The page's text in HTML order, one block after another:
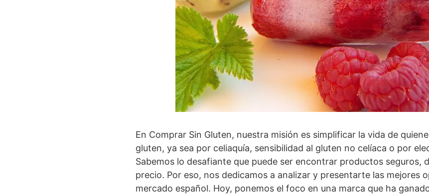
En Comprar Sin Gluten, nuestra misión es simplificar la vida de
gluten, ya sea por celiaquía, sensibilidad al gluten no celíaca o por
Sabemos lo desafiante que puede ser encontrar productos seguros,
precio. Por eso, nos dedicamos a analizar y presentarte las mejores
mercado español. Hoy, ponemos el foco en una marca que ha